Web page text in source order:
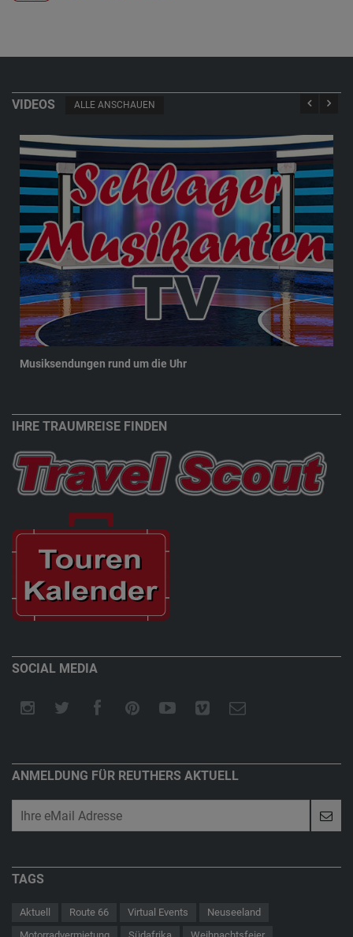
VIDEOS ALLE ANSCHAUEN
Musiksendungen rund um die Uhr
IHRE TRAUMREISE FINDEN
SOCIAL MEDIA
ANMELDUNG FÜR REUTHERS AKTUELL
TAGS
Aktuell Route 66 Virtual Events
Neuseeland